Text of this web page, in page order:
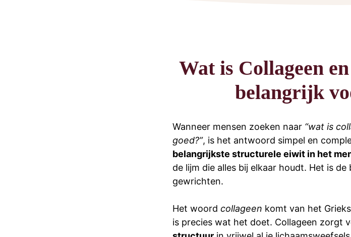
Wat is Collageen
belangrijk
Wanneer mensen zoeken naar “wat is
goed?”, is het antwoord simpel en
belangrijkste structurele eiwit in het
de lijm die alles bij elkaar houdt. Het is
gewrichten.
Het woord collageen komt van het
is precies wat het doet. Collageen zorgt